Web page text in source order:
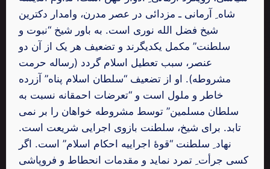
شاه ِ آرمانی ـ مزدائی در عصر مدرن، وامدار دکترین
شیخ فضل الله نوری است. به باور شیخ “نبوت و
سلطنت” مکمل یکدیگرند و تضعیف هر یک از آن دو
عنصر، سبب تعطیل اسلام گردد (رساله حرمت
مشروطه). او از تضعیف “سلطان اسلام پناه” آزرده
خاطر و ملول است و “تعرضات احمقانه نسبت به
سلطان مسلمین” توسط مشروطه خواهان را بر نمی
تابد. برای شیخ، سلطنت بازوی اجرایی شریعت است.
نهاد ِ سلطنت “قوۀ اجراییه احکام اسلام” است. اگر
کسی جرأت ِ تمرد نماید و مقدمات انحطاط و فروپاشی